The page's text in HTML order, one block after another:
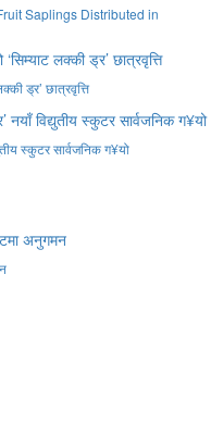
Saplings Distributed in
ड्र’ छात्रवृत्ति
स्कुटर सार्वजनिक ग¥यो